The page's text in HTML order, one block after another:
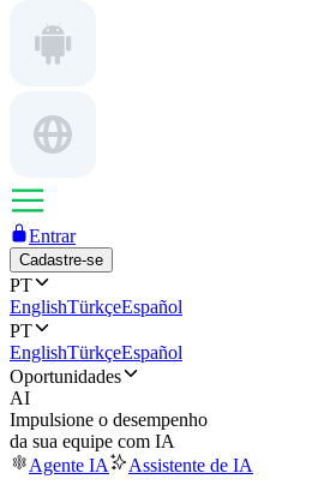
Entrar
Cadastre-se
PT
EnglishTürkçeEspañol
PT
EnglishTürkçeEspañol
Oportunidades
AI
Impulsione o desempenho
da sua equipe com IA
Agente IA
Assistente de IA